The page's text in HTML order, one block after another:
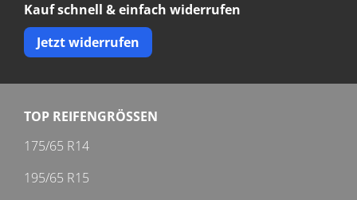
Kauf schnell & einfach widerrufen
Jetzt widerrufen
TOP REIFENGRÖSSEN
175/65 R14
195/65 R15